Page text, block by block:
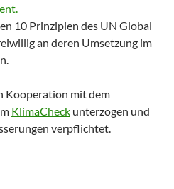
10 Prinzipien des UN Global
an deren Umsetzung im
Kooperation mit dem
KlimaCheck unterzogen und
verpflichtet.